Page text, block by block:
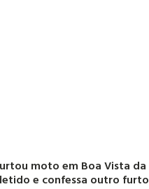
moto em Boa Vista da
e confessa outro furto